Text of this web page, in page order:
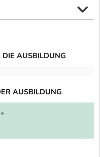
DIE AUSBILDUNG
AUSBILDUNG